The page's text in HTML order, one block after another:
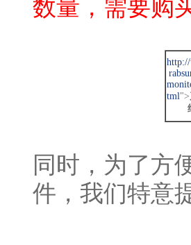
数量，需要购
tml">
同时，为了方
件，我们特意